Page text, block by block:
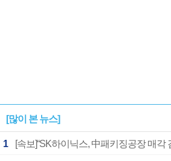
[많이 본 뉴스]
1 [속보]“SK하이닉스, 中패키징공장 매